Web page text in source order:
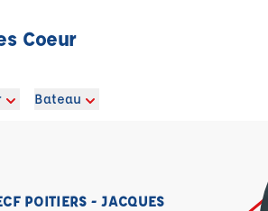
Coeur
Bateau
POITIERS - JACQUES